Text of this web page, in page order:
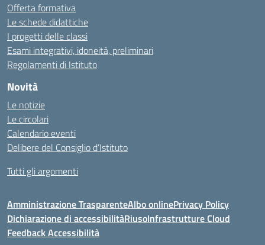
Offerta formativa
Le schede didattiche
I progetti delle classi
Esami integrativi, idoneità, preliminari
Regolamenti di Istituto
Novità
Le notizie
Le circolari
Calendario eventi
Delibere del Consiglio d’Istituto
Tutti gli argomenti
Amministrazione TrasparenteAlbo onlinePrivacy Policy
Dichiarazione di accessibilitàRiusoInfrastrutture Cloud
Feedback Accessibilità